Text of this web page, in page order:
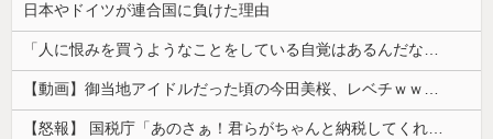
日本やドイツが連合国に負けた理由
「人に恨みを買うようなことをしている自覚はあるんだな」と高市首相を嘲笑った左派、平和記念式典での演説にケチを付けるも……
【動画】御当地アイドルだった頃の今田美桜、レベチｗｗｗｗｗｗｗｗｗｗｗｗｗｗｗｗｗｗ
【怒報】 国税庁「あのさぁ！君らがちゃんと納税してくれないとこうなっちゃうけどどうする？！」←これw w w w w w w w